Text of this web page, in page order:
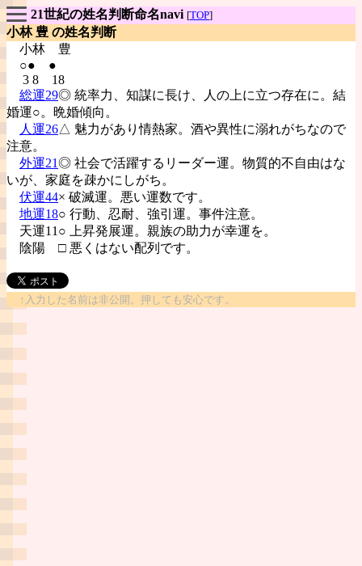
21世紀の姓名判断命名navi [TOP]
小林 豊 の姓名判断
小林 豊
○● ●
3 8 18
総運29◎ 統率力、知謀に長け、人の上に立つ存在に。結
婚運○。晩婚傾向。
人運26△ 魅力があり情熱家。酒や異性に溺れがちなので
注意。
外運21◎ 社会で活躍するリーダー運。物質的不自由はな
いが、家庭を疎かにしがち。
伏運44× 破滅運。悪い運数です。
地運18○ 行動、忍耐、強引運。事件注意。
天運11○ 上昇発展運。親族の助力が幸運を。
陰陽 □ 悪くはない配列です。
↑入力した名前は非公開。押しても安心です。